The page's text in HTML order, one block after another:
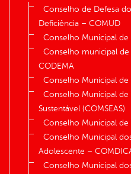
Conselho de Defesa
Deficiência – COMUD
Conselho Municipal de
Conselho municipal
CODEMA
Conselho Municipal de
Conselho Municipal de
Sustentável (COMSEAS)
Conselho Municipal de
Conselho Municipal
Adolescente –
Conselho Municipal